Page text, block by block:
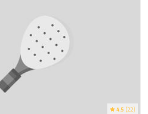
4.5 (22)